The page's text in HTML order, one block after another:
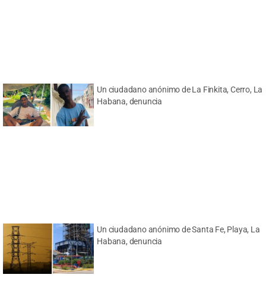
Un ciudadano anónimo de La Finkita, Cerro, La
Habana, denuncia
Un ciudadano anónimo de Santa Fe, Playa, La
Habana, denuncia